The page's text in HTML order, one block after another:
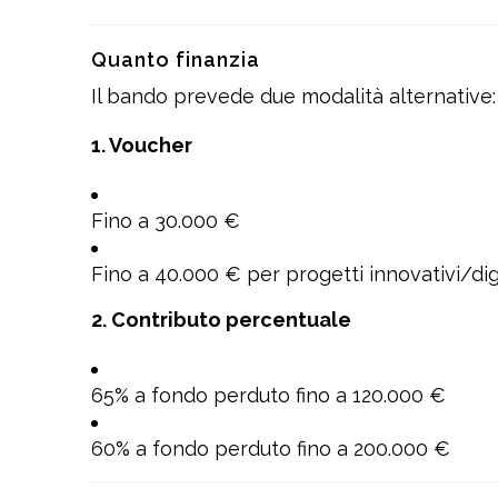
Quanto finanzia
Il bando prevede due modalità alternative:
1. Voucher
Fino a 30.000 €
Fino a 40.000 € per progetti innovativi/
2. Contributo percentuale
65% a fondo perduto fino a 120.000 €
60% a fondo perduto fino a 200.000 €